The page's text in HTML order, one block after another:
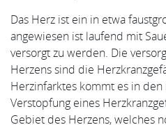
Das Herz ist ein in etwa
angewiesen ist laufend mit
versorgt zu werden. Die
Herzens sind die
Herzinfarktes kommt es in
Verstopfung eines
Gebiet des Herzens, welches